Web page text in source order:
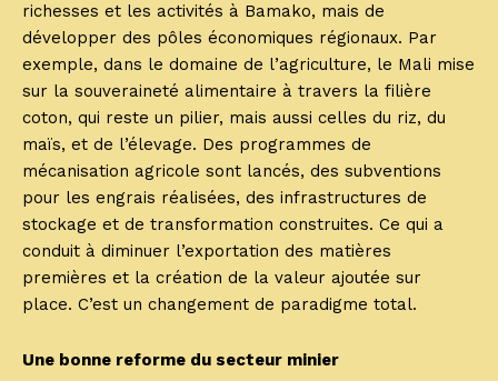
richesses et les activités à Bamako, mais de
développer des pôles économiques régionaux. Par
exemple, dans le domaine de l’agriculture, le Mali mise
sur la souveraineté alimentaire à travers la filière
coton, qui reste un pilier, mais aussi celles du riz, du
maïs, et de l’élevage. Des programmes de
mécanisation agricole sont lancés, des subventions
pour les engrais réalisées, des infrastructures de
stockage et de transformation construites. Ce qui a
conduit à diminuer l’exportation des matières
premières et la création de la valeur ajoutée sur
place. C’est un changement de paradigme total.
Une bonne reforme du secteur minier